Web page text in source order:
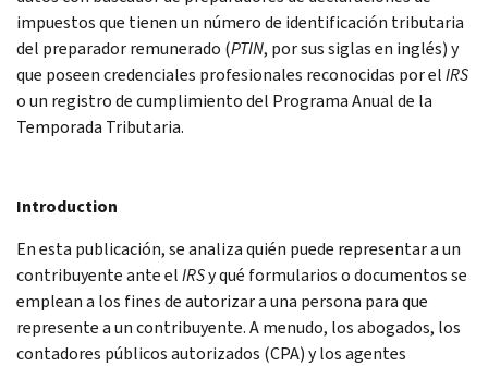
impuestos que tienen un número de identificación tributaria
del preparador remunerado (PTIN, por sus siglas en inglés) y
que poseen credenciales profesionales reconocidas por elIRS
o un registro de cumplimiento del Programa Anual de la
Temporada Tributaria.
Introduction
En esta publicación, se analiza quién puede representar a un
contribuyente ante elIRSy qué formularios o documentos se
emplean a los fines de autorizar a una persona para que
represente a un contribuyente. A menudo, los abogados, los
contadores públicos autorizados (CPA) y los agentes